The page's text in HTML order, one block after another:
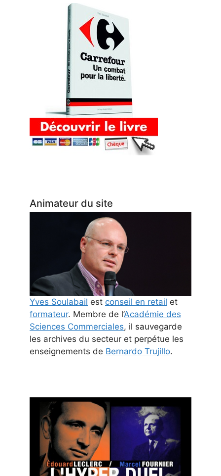
Animateur du site
Yves Soulabail est conseil en retail et
formateur. Membre de l’Académie des
Sciences Commerciales, il sauvegarde
les archives du secteur et perpétue les
enseignements de Bernardo Trujillo.